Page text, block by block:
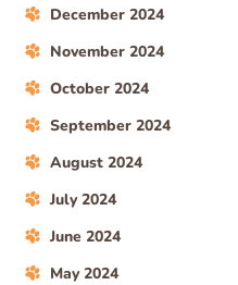
December 2024
November 2024
October 2024
September 2024
August 2024
July 2024
June 2024
May 2024